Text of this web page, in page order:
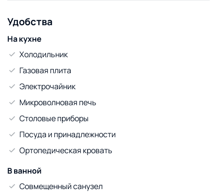
Удобства
На кухне
Холодильник
Газовая плита
Электрочайник
Микроволновая печь
Столовые приборы
Посуда и принадлежности
Ортопедическая кровать
В ванной
Совмещенный санузел